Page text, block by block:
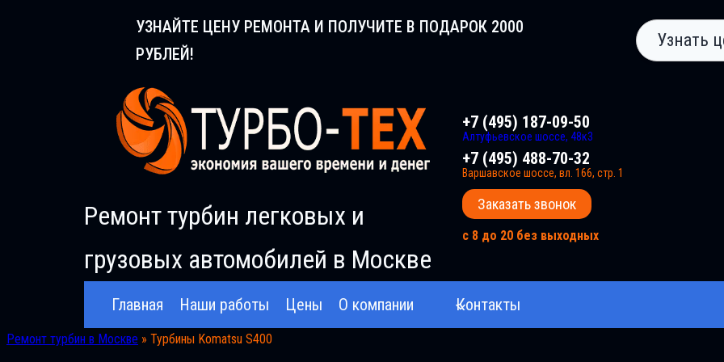
УЗНАЙТЕ ЦЕНУ РЕМОНТА И ПОЛУЧИТЕ В ПОДАРОК 2000
РУБЛЕЙ!
Узнать
Ремонт турбин легковых и
грузовых автомобилей в Москве
+7 (495) 187-09-50
Алтуфьевское шоссе, 48к3
+7 (495) 488-70-32
Варшавское шоссе, вл. 166, стр. 1
Заказать звонок
с 8 до 20 без выходных
Главная Наши работы Цены О компании Контакты
Ремонт турбин в Москве » Турбины Komatsu S400